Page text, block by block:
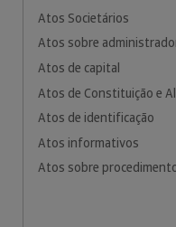
Atos Societários
Atos sobre
Atos de capital
Atos de Constituição e
Atos de identificação
Atos informativos
Atos sobre